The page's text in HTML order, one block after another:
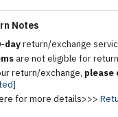
Notes
dayreturn/exchange
are not eligible for
return/exchange, please
for more details>>>